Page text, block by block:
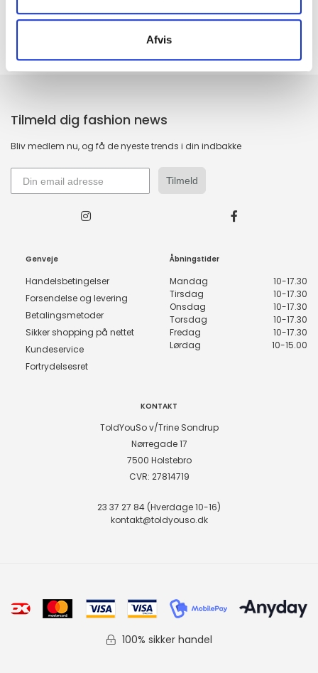
Afvis
KUNDESERVICE & SUPPORT
14 DAGES fortrydelsesret
100% returret
Tilmeld dig fashion news
Bliv medlem nu, og få de nyeste trends i din indbakke
Tilmeld
Genveje
Handelsbetingelser
Forsendelse og levering
Betalingsmetoder
Sikker shopping på nettet
Kundeservice
Fortrydelsesret
Åbningstider
Mandag
10-17.30
Tirsdag
10-17.30
Onsdag
10-17.30
Torsdag
10-17.30
Fredag
10-17.30
Lørdag
10-15.00
KONTAKT
ToldYouSo v/Trine Sondrup
Nørregade 17
7500 Holstebro
CVR: 27814719
23 37 27 84 (Hverdage 10-16)
kontakt@toldyouso.dk
100% sikker handel